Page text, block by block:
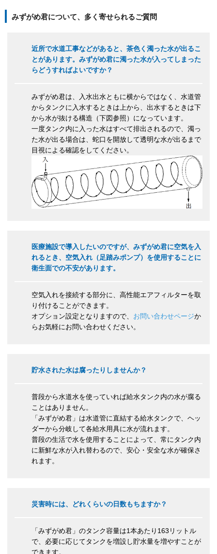
みずがめ君について、多く寄せられるご質問
近所で水道工事などがあると、茶色く濁った水が出るこ
とがあります。みずがめ君に濁った水が入ってしまった
らどうすればよいですか？
みずがめ君は、入水出水ともに横からではなく、水道管
からタンクに入水するときは上から、出水するときは下
から水が抜ける構造（下図参照）になっています。
一度タンク内に入った水はすべて排出されるので、濁っ
た水が出る場合は、蛇口を開放して透明な水が出るまで
目視による確認をしてください。
医療施設で導入したいのですが、みずがめ君に空気を入
れるとき、空気入れ（足踏みポンプ）を使用することに
衛生面での不安があります。
空気入れを接続する部分に、高性能エアフィルターを取
り付けることができます。
オプション設定となりますので、 お問い合わせページか
らお気軽にお問い合わせください。
貯水された水は腐ったりしませんか？
普段から水道水を使っていれば給水タンク内の水が腐る
ことはありません。
「みずがめ君」は水道管に直結する給水タンクで、ヘッ
ダーから分岐して各給水用具に水が流れます。
普段の生活で水を使用することによって、常にタンク内
に新鮮な水が入れ替わるので、安心・安全な水が確保さ
れます。
災害時には、どれくらいの日数もちますか？
「みずがめ君」のタンク容量は1本あたり163リットル
で、必要に応じてタンクを増設し貯水量を増やすことが
できます。